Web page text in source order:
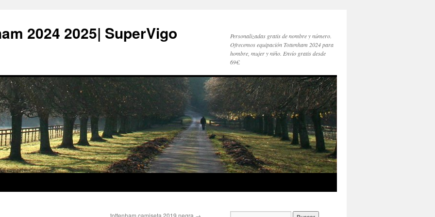
2024 2025| SuperVigo
Personalizadas gratis de nombre y número.
Ofrecemos equipación Tottenham 2024 para
hombre, mujer y niño. Envío gratis desde
69€.
tottenham camiseta 2019 negra →